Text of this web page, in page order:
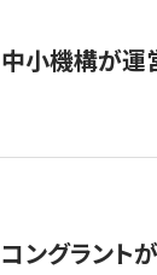
中小機構が運
コングラント